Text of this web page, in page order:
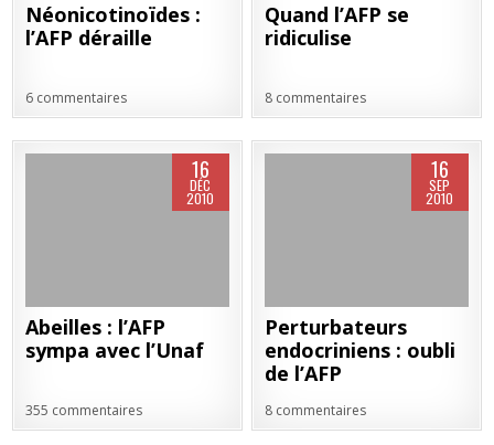
Néonicotinoïdes :
l’AFP déraille
6 commentaires
Quand l’AFP se
ridiculise
8 commentaires
16
DÉC
2010
Abeilles : l’AFP
sympa avec l’Unaf
355 commentaires
16
SEP
2010
Perturbateurs
endocriniens : oubli
de l’AFP
8 commentaires